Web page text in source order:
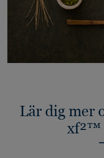
Lär dig mer
xf²™